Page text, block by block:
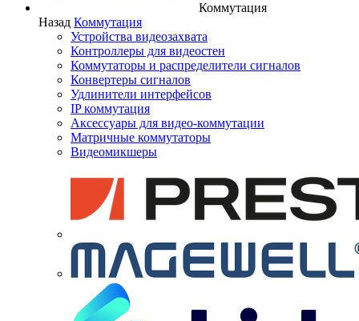
Коммутация
Назад Коммутация
Устройства видеозахвата
Контроллеры для видеостен
Коммутаторы и распределители сигналов
Конвертеры сигналов
Удлинители интерфейсов
IP коммутация
Аксессуары для видео-коммутации
Матричные коммутаторы
Видеомикшеры